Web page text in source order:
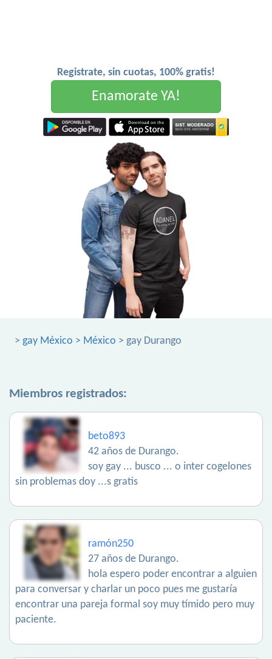
Registrate, sin cuotas, 100% gratis!
Enamorate YA!
> gay México > México > gay Durango
Miembros registrados:
beto893
42 años de Durango.
soy gay ... busco ... o inter cogelones
sin problemas doy ...s gratis
ramón250
27 años de Durango.
hola espero poder encontrar a alguien
para conversar y charlar un poco pues me gustaría
encontrar una pareja formal soy muy tímido pero muy
paciente.